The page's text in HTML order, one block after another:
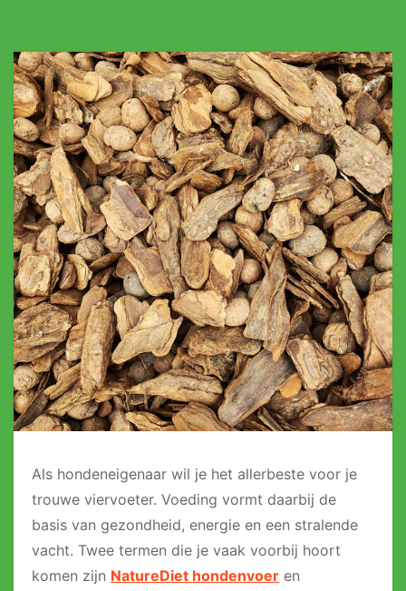
Als hondeneigenaar wil je het allerbeste voor je
trouwe viervoeter. Voeding vormt daarbij de
basis van gezondheid, energie en een stralende
vacht. Twee termen die je vaak voorbij hoort
komen zijn NatureDiet hondenvoer en